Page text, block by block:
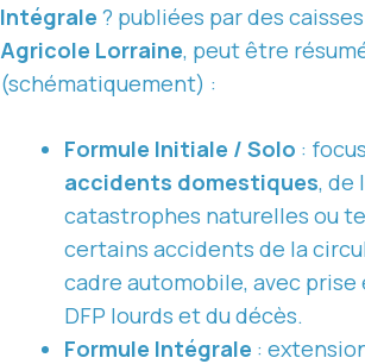
Intégrale ? publiées par des
Agricole Lorraine, peut être
(schématiquement) :
Formule Initiale / Solo :
accidents domestiques, de
catastrophes naturelles ou
certains accidents de la
cadre automobile, avec prise
DFP lourds et du décès.
Formule Intégrale :